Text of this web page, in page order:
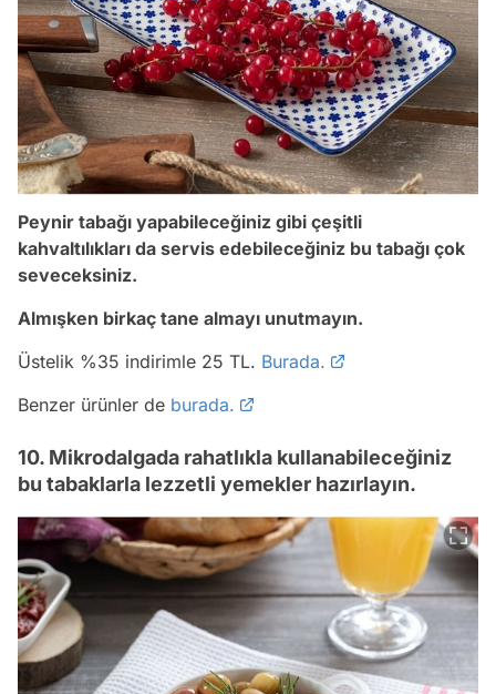
Peynir tabağı yapabileceğiniz gibi çeşitli
kahvaltılıkları da servis edebileceğiniz bu tabağı çok
seveceksiniz.
Almışken birkaç tane almayı unutmayın.
Üstelik %35 indirimle 25 TL. Burada.
Benzer ürünler de burada.
10. Mikrodalgada rahatlıkla kullanabileceğiniz
bu tabaklarla lezzetli yemekler hazırlayın.